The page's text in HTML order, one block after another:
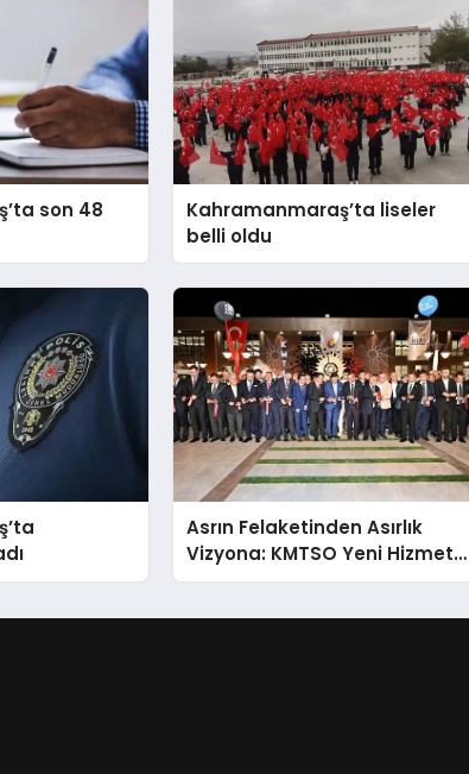
48
Kahramanmaraş’ta liseler
belli oldu
Asrın Felaketinden Asırlık
Vizyona: KMTSO Yeni Hizmet
Binası Görkemli Bir Törenle